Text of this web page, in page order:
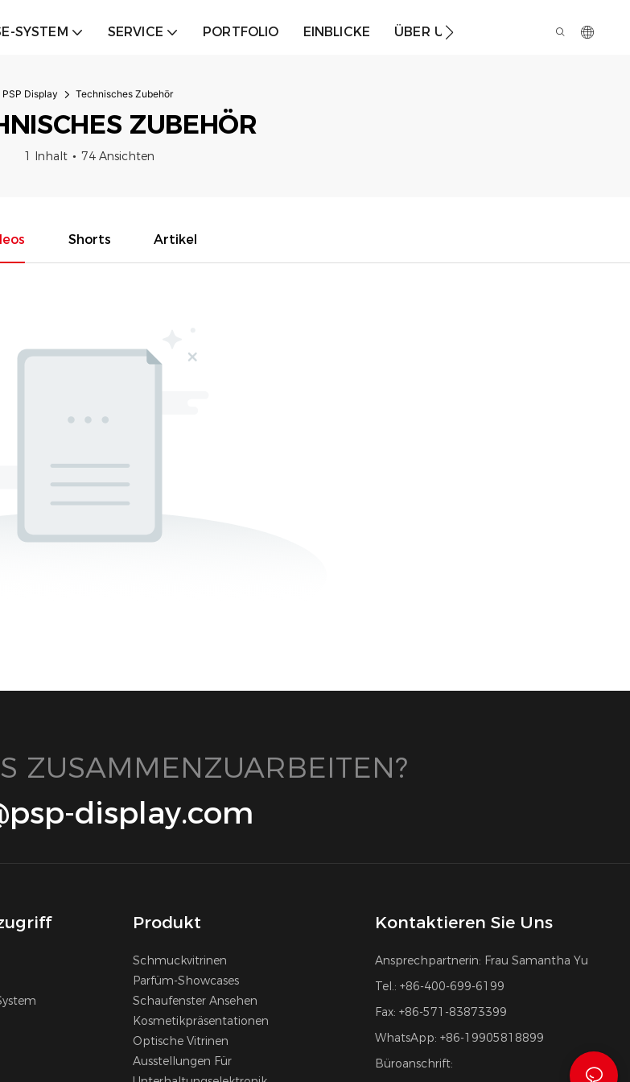
SYSTEM SERVICE PORTFOLIO EINBLICKE ÜBER UNS
PSP Display Technisches Zubehör
ZUBEHÖR
1 Inhalt 74 Ansichten
Shorts Artikel
ZUSAMMENZUARBEITEN?
display.com
Produkt
Schmuckvitrinen
Parfüm-Showcases
Schaufenster Ansehen
Kosmetikpräsentationen
Optische Vitrinen
Ausstellungen Für
Kontaktieren Sie Uns
Ansprechpartnerin: Frau Samantha Yu
Tel.: +86-400-699-6199
Fax: +86-571-83873399
WhatsApp: +86-19905818899
Büroanschrift: